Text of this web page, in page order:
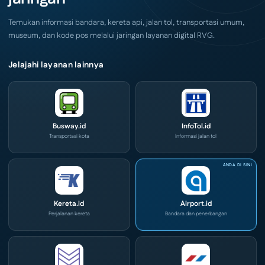
IPA
2026
Temukan informasi bandara, kereta api, jalan tol, transportasi umum,
museum, dan kode pos melalui jaringan layanan digital RVG.
Jelajahi layanan lainnya
Busway.id
Transportasi kota
InfoTol.id
Informasi jalan tol
Kereta.id
Perjalanan kereta
Airport.id
Bandara dan penerbangan